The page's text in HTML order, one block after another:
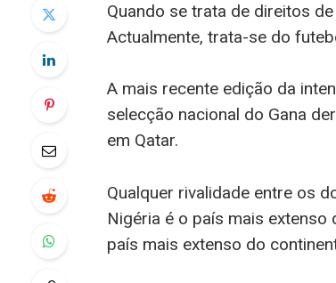
Quando se trata de direitos
Actualmente, trata-se do
A mais recente edição da
selecção nacional do Gana
em Qatar.
Qualquer rivalidade entre os
Nigéria é o país mais extenso
país mais extenso do